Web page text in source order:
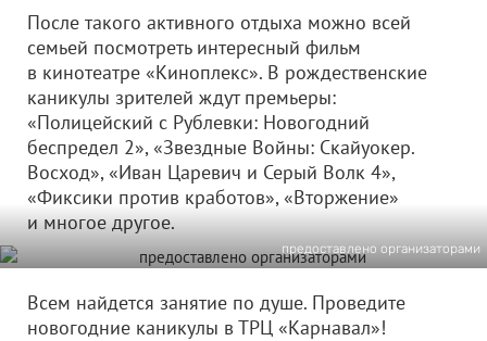
После такого активного отдыха можно всей
семьей посмотреть интересный фильм
в кинотеатре «Киноплекс». В рождественские
каникулы зрителей ждут премьеры:
«Полицейский с Рублевки: Новогодний
беспредел 2», «Звездные Войны: Скайуокер.
Восход», «Иван Царевич и Серый Волк 4»,
«Фиксики против кработов», «Вторжение»
и многое другое.
предоставлено организаторами
Всем найдется занятие по душе. Проведите
новогодние каникулы в ТРЦ «Карнавал»!